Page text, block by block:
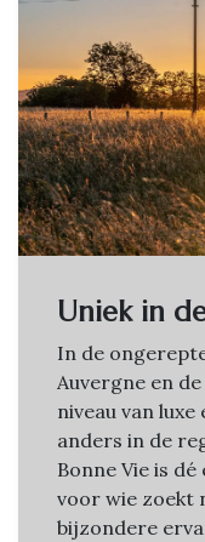
Uniek in
In de
Auvergne en
niveau van
anders in de
Bonne Vie is
voor wie zoekt
bijzondere